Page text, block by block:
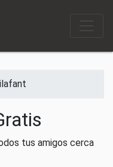
tus amigos cerca